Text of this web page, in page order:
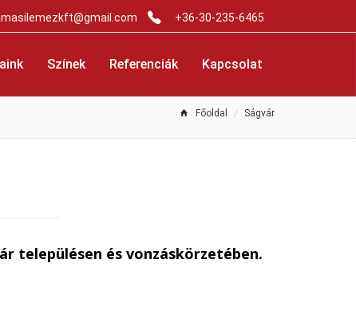
+36-30-235-6465
Színek Referenciák Kapcsolat
Főoldal Ságvár
településen és vonzáskörzetében.